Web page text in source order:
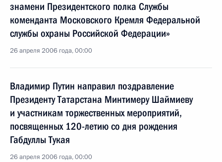
знамени Президентского полка Службы
коменданта Московского Кремля Федеральной
службы охраны Российской Федерации»
26 апреля 2006 года, 00:00
Владимир Путин направил поздравление
Президенту Татарстана Минтимеру Шаймиеву
и участникам торжественных мероприятий,
посвященных 120-летию со дня рождения
Габдуллы Тукая
26 апреля 2006 года, 00:00